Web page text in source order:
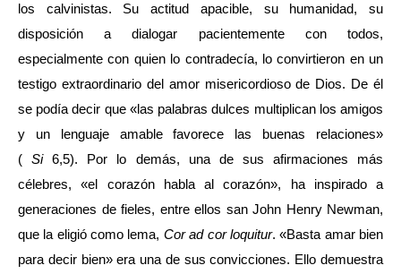
los calvinistas. Su actitud apacible, su humanidad, su
disposición a dialogar pacientemente con todos,
especialmente con quien lo contradecía, lo convirtieron en un
testigo extraordinario del amor misericordioso de Dios. De él
se podía decir que «las palabras dulces multiplican los amigos
y un lenguaje amable favorece las buenas relaciones»
(Si6,5). Por lo demás, una de sus afirmaciones más
célebres, «el corazón habla al corazón», ha inspirado a
generaciones de fieles, entre ellos san John Henry Newman,
que la eligió como lema, Cor ad cor loquitur. «Basta amar bien
para decir bien» era una de sus convicciones. Ello demuestra